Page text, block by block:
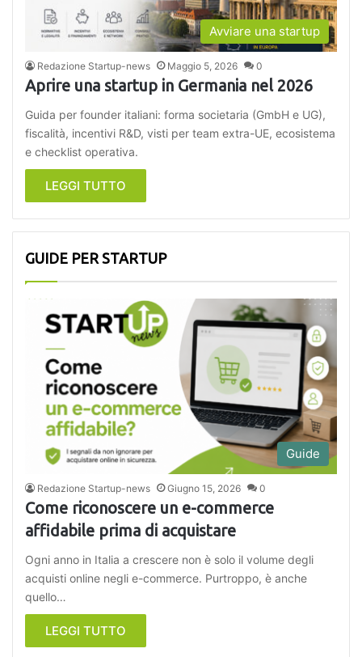
Avviare una startup
Redazione Startup-news Maggio 5, 2026 0
Aprire una startup in Germania nel 2026
Guida per founder italiani: forma societaria (GmbH e UG),
fiscalità, incentivi R&D, visti per team extra-UE, ecosistema
e checklist operativa.
LEGGI TUTTO
GUIDE PER STARTUP
Guide
Redazione Startup-news Giugno 15, 2026 0
Come riconoscere un e-commerce
affidabile prima di acquistare
Ogni anno in Italia a crescere non è solo il volume degli
acquisti online negli e-commerce. Purtroppo, è anche
quello…
LEGGI TUTTO